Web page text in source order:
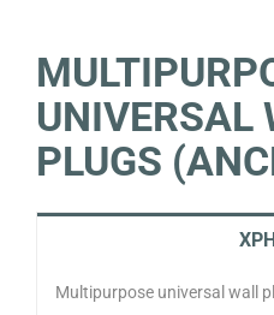
UNIVERSAL
PLUGS
Multipurpose universal wall